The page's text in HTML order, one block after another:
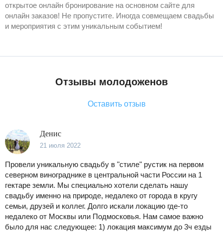
открытое онлайн бронирование на основном сайте для
онлайн заказов! Не пропустите. Иногда совмещаем свадьбы
и мероприятия с этим уникальным событием!
Отзывы молодоженов
Оставить отзыв
Денис
21 июля 2022
Провели уникальную свадьбу в "стиле" рустик на первом
северном винограднике в центральной части России на 1
гектаре земли. Мы специально хотели сделать нашу
свадьбу именно на природе, недалеко от города в кругу
семьи, друзей и коллег. Долго искали локацию где-то
недалеко от Москвы или Подмосковья. Нам самое важно
было для нас следующее: 1) локация максимум до 3ч езды